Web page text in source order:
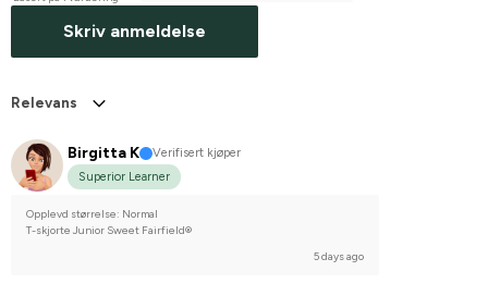
Skriv anmeldelse
Relevans
Birgitta K
Verifisert kjøper
Superior Learner
Opplevd størrelse: Normal
T-skjorte Junior Sweet Fairfield®
5 days ago